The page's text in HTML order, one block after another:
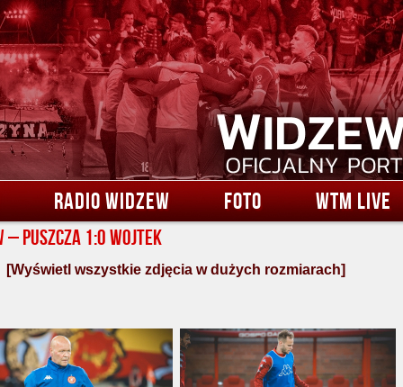
RADIO WIDZEW FOTO WTM LIVE
– Puszcza 1:0 Wojtek
[Wyświetl wszystkie zdjęcia w dużych rozmiarach]